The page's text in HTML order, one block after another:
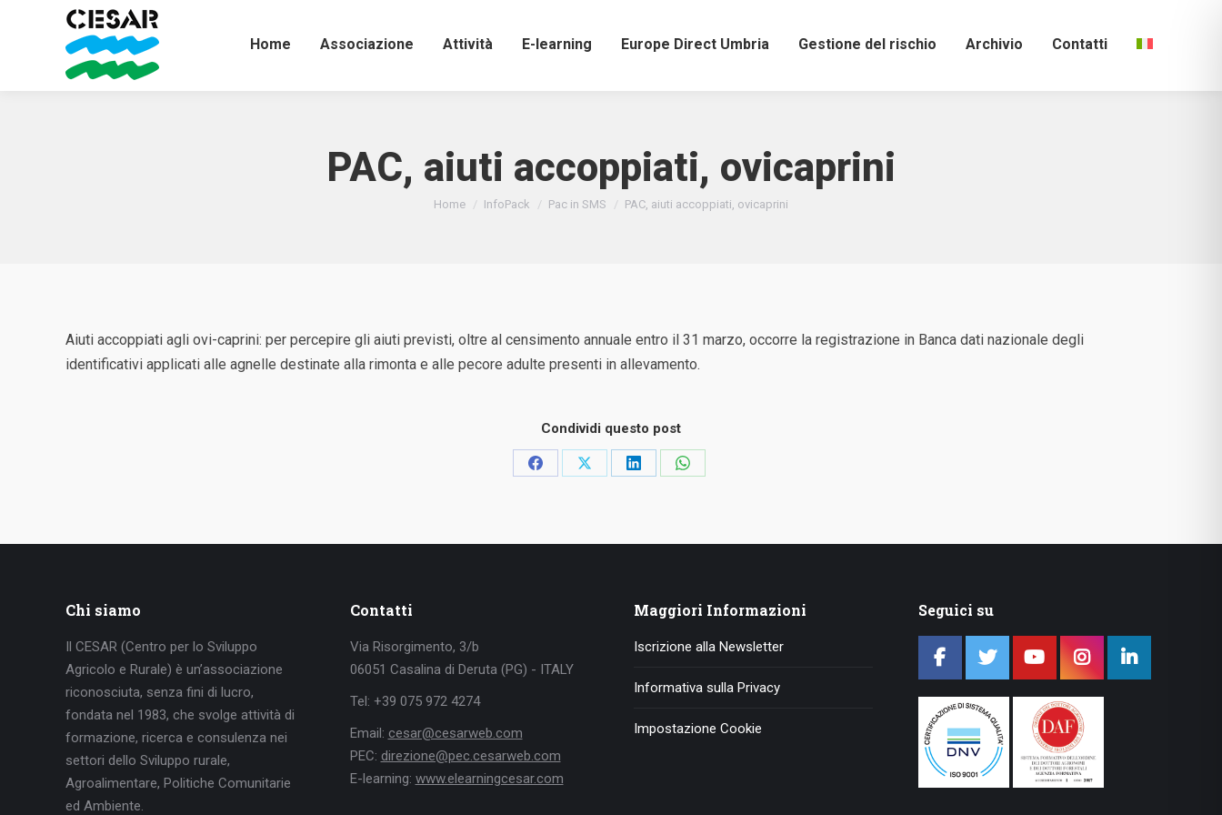
Home Associazione Attività E-learning Europe Direct Umbria Gestione del rischio Archivio Contatti
PAC, aiuti accoppiati, ovicaprini
Tu sei qui:
Home InfoPack Pac in SMS PAC, aiuti accoppiati, ovicaprini
Aiuti accoppiati agli ovi-caprini: per percepire gli aiuti previsti, oltre al censimento annuale entro il 31 marzo, occorre la registrazione in Banca dati nazionale degli
identificativi applicati alle agnelle destinate alla rimonta e alle pecore adulte presenti in allevamento.
Condividi questo post
CondividiCondividiCondividiCondividi
Chi siamo
Il CESAR (Centro per lo Sviluppo
Agricolo e Rurale) è un’associazione
riconosciuta, senza fini di lucro,
fondata nel 1983, che svolge attività di
formazione, ricerca e consulenza nei
settori dello Sviluppo rurale,
Agroalimentare, Politiche Comunitarie
ed Ambiente.
Contatti
Via Risorgimento, 3/b
06051 Casalina di Deruta (PG) - ITALY
Tel: +39 075 972 4274
Email: cesar@cesarweb.com
PEC: direzione@pec.cesarweb.com
E-learning: www.elearningcesar.com
Maggiori Informazioni
Iscrizione alla Newsletter
Informativa sulla Privacy
Impostazione Cookie
Seguici su